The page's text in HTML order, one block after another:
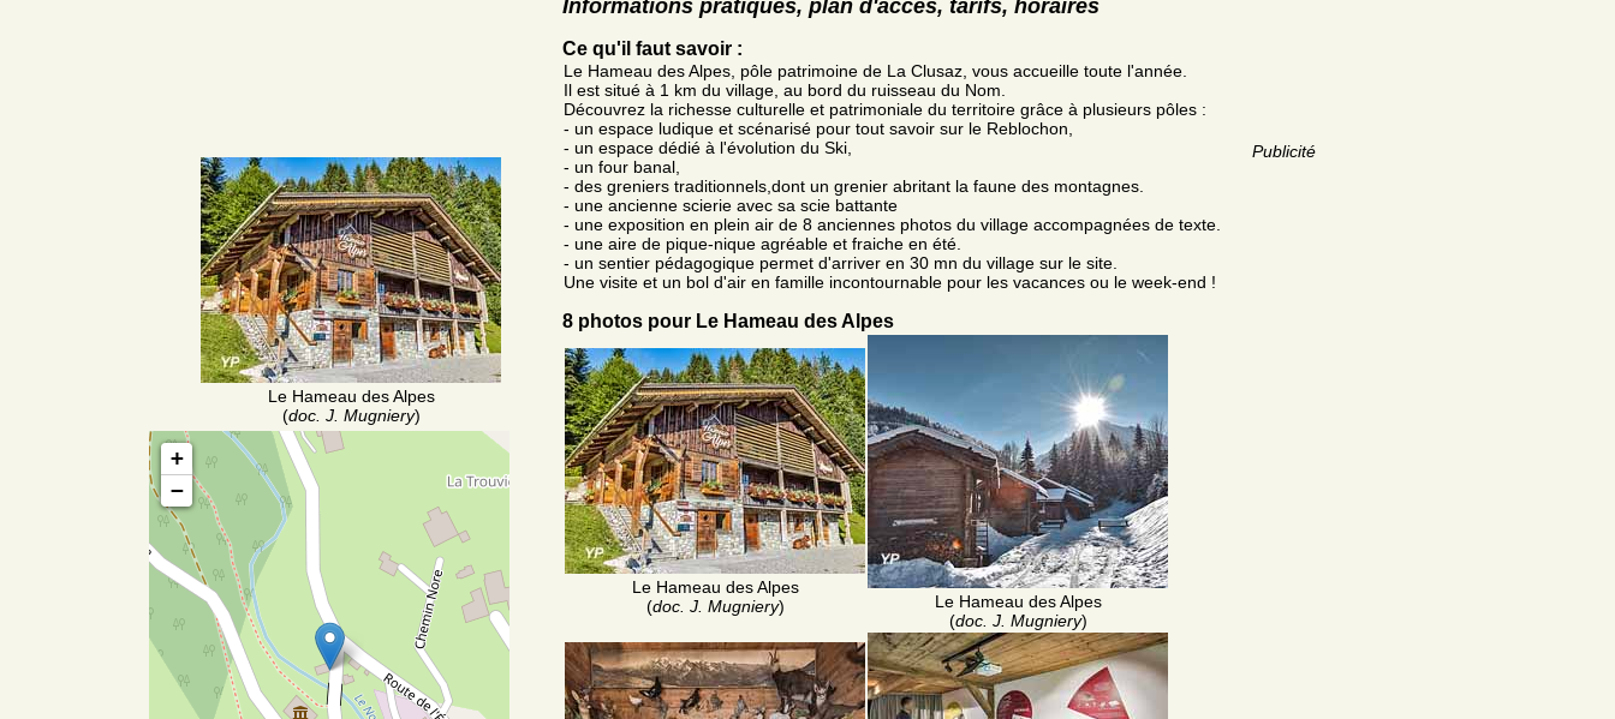
Le Hameau des Alpes
(doc. J. Mugniery)
+
−
Publicité
Informations pratiques, plan d'accès, tarifs, horaires
Ce qu'il faut savoir :
Le Hameau des Alpes, pôle patrimoine de La Clusaz, vous accueille toute l'année.
Il est situé à 1 km du village, au bord du ruisseau du Nom.
Découvrez la richesse culturelle et patrimoniale du territoire grâce à plusieurs pôles :
- un espace ludique et scénarisé pour tout savoir sur le Reblochon,
- un espace dédié à l'évolution du Ski,
- un four banal,
- des greniers traditionnels,dont un grenier abritant la faune des montagnes.
- une ancienne scierie avec sa scie battante
- une exposition en plein air de 8 anciennes photos du village accompagnées de texte.
- une aire de pique-nique agréable et fraiche en été.
- un sentier pédagogique permet d'arriver en 30 mn du village sur le site.
Une visite et un bol d'air en famille incontournable pour les vacances ou le week-end !
8 photos pour Le Hameau des Alpes
Le Hameau des Alpes
(doc. J. Mugniery)
Le Hameau des Alpes
(doc. J. Mugniery)